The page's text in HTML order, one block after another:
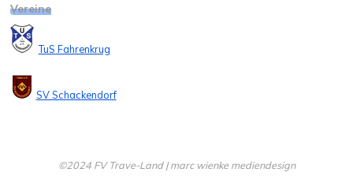
Vereine
TuS Fahrenkrug
SV Schackendorf
©2024 FV Trave-Land | marc wienke mediendesign